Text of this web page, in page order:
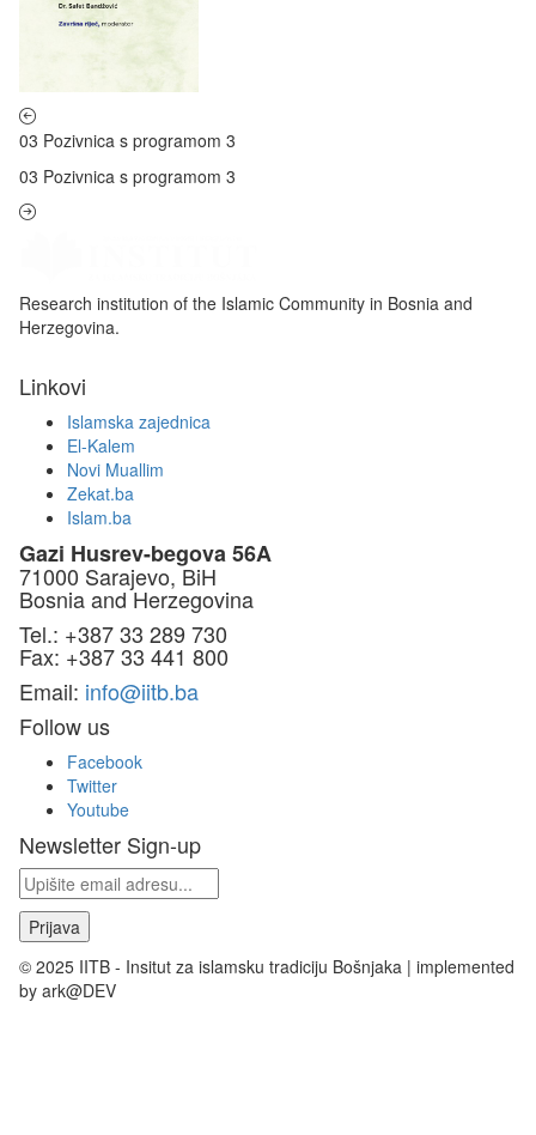
03 Pozivnica s programom 3
03 Pozivnica s programom 3
Research institution of the Islamic Community in Bosnia and
Herzegovina.
Linkovi
Islamska zajednica
El-Kalem
Novi Muallim
Zekat.ba
Islam.ba
Gazi Husrev-begova 56A
71000 Sarajevo, BiH
Bosnia and Herzegovina
Tel.: +387 33 289 730
Fax: +387 33 441 800
Email: info@iitb.ba
Follow us
Facebook
Twitter
Youtube
Newsletter Sign-up
© 2025 IITB - Insitut za islamsku tradiciju Bošnjaka | implemented
by ark@DEV